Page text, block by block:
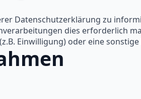
Datenschutzerklärung zu
dies erforderlich
Einwilligung) oder eine